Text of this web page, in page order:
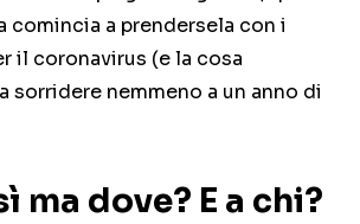
comincia a prendersela con i
il coronavirus (e la cosa
sorridere nemmeno a un anno di
ma dove? E a chi?